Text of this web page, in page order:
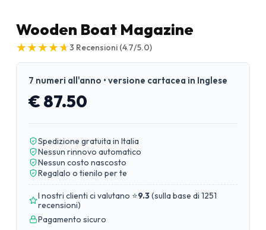
Wooden Boat Magazine
★
★★
★★
★★
★★
★3 Recensioni (4.7/5.0)
7 numeri all'anno • versione cartacea in Inglese
€ 87.50
Spedizione gratuita in Italia
Nessun rinnovo automatico
Nessun costo nascosto
Regalalo o tienilo per te
I nostri clienti ci valutano ⭐9.3(sulla base di 1251
recensioni)
Pagamento sicuro